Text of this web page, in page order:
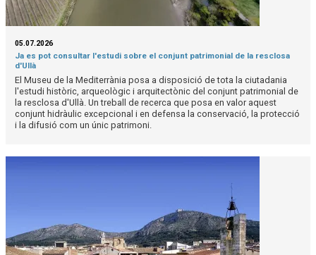
05.07.2026
Ja es pot consultar l'estudi sobre el conjunt patrimonial de la resclosa
d'Ullà
El Museu de la Mediterrània posa a disposició de tota la ciutadania
l'estudi històric, arqueològic i arquitectònic del conjunt patrimonial de
la resclosa d'Ullà. Un treball de recerca que posa en valor aquest
conjunt hidràulic excepcional i en defensa la conservació, la protecció
i la difusió com un únic patrimoni.